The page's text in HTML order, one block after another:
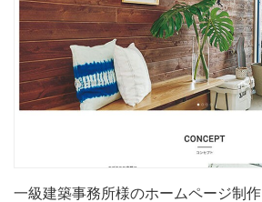
一級建築事務所様のホームページ制作